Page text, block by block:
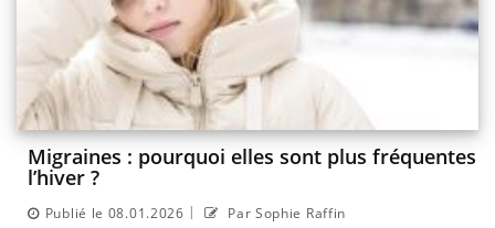
Migraines : pourquoi elles sont plus fréquentes
l’hiver ?
Publié le 08.01.2026 | Par Sophie Raffin